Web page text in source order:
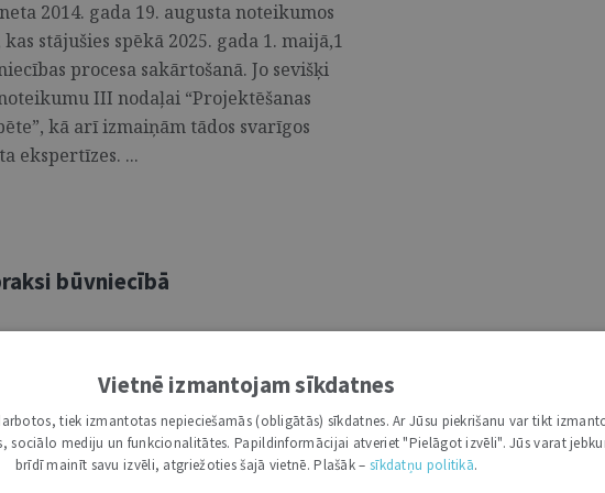
2014. gada 19. augusta noteikumos
stājušies spēkā 2025. gada 1. maijā,1
procesa sakārtošanā. Jo sevišķi
III nodaļai “Projektēšanas
kā arī izmaiņām tādos svarīgos
ekspertīzes. ...
būvniecībā
(International Federation of
1913. gadā, tās biedri ir nacionālās
uzdevums ir tajā uzņemto
īstenot inženierkonsultāciju nozares
un materiālus, kas varētu būt
...
Vietnē izmantojam sīkdatnes
tiek izmantotas nepieciešamās (obligātās) sīkdatnes. Ar Jūsu piekrišanu var tikt
sociālo mediju un funkcionalitātes. Papildinformācijai atveriet "Pielāgot izvēli". Jūs varat
brīdī mainīt savu izvēli, atgriežoties šajā vietnē. Plašāk – sīkdatņu politikā.